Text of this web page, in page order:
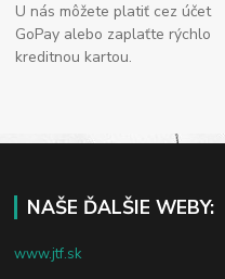
U nás môžete platiť cez účet
GoPay alebo zaplaťte rýchlo
kreditnou kartou.
NAŠE ĎALŠIE WEBY:
www.jtf.sk